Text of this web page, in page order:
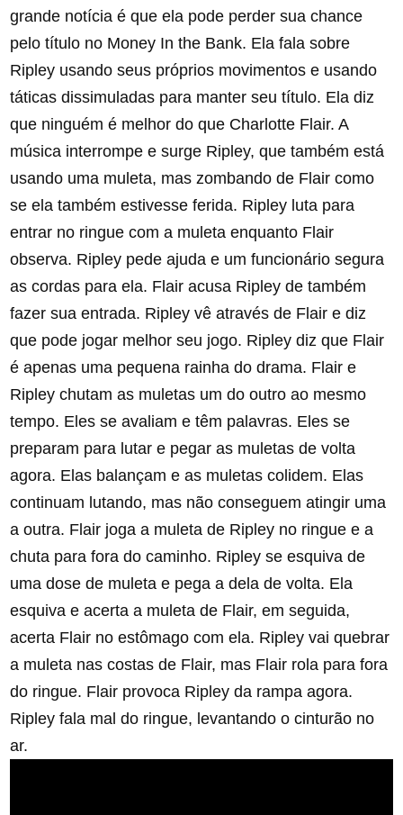
grande notícia é que ela pode perder sua chance
pelo título no Money In the Bank. Ela fala sobre
Ripley usando seus próprios movimentos e usando
táticas dissimuladas para manter seu título. Ela diz
que ninguém é melhor do que Charlotte Flair. A
música interrompe e surge Ripley, que também está
usando uma muleta, mas zombando de Flair como
se ela também estivesse ferida. Ripley luta para
entrar no ringue com a muleta enquanto Flair
observa. Ripley pede ajuda e um funcionário segura
as cordas para ela. Flair acusa Ripley de também
fazer sua entrada. Ripley vê através de Flair e diz
que pode jogar melhor seu jogo. Ripley diz que Flair
é apenas uma pequena rainha do drama. Flair e
Ripley chutam as muletas um do outro ao mesmo
tempo. Eles se avaliam e têm palavras. Eles se
preparam para lutar e pegar as muletas de volta
agora. Elas balançam e as muletas colidem. Elas
continuam lutando, mas não conseguem atingir uma
a outra. Flair joga a muleta de Ripley no ringue e a
chuta para fora do caminho. Ripley se esquiva de
uma dose de muleta e pega a dela de volta. Ela
esquiva e acerta a muleta de Flair, em seguida,
acerta Flair no estômago com ela. Ripley vai quebrar
a muleta nas costas de Flair, mas Flair rola para fora
do ringue. Flair provoca Ripley da rampa agora.
Ripley fala mal do ringue, levantando o cinturão no
ar.